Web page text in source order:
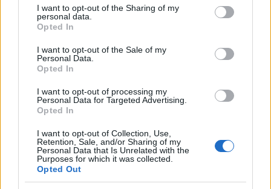
not limited to your visit or usage behaviour. You may click to
grant or deny consent to Google and its third-party tags to
use your data for below specified purposes in below Google
consent section.
I want to opt-out of the Sharing of my
personal data.
Opted In
I want to opt-out of the Sale of my
Personal Data.
Opted In
I want to opt-out of processing my
Personal Data for Targeted Advertising.
Opted In
I want to opt-out of Collection, Use,
Retention, Sale, and/or Sharing of my
Personal Data that Is Unrelated with the
Purposes for which it was collected.
Opted Out